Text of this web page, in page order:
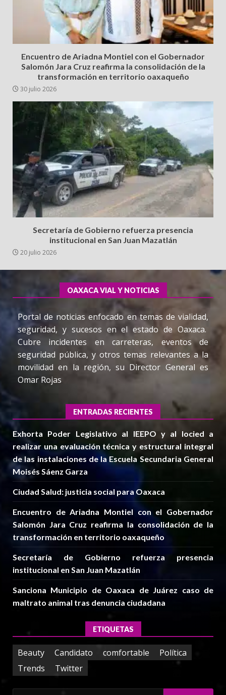
Encuentro de Ariadna Montiel con el Gobernador
Salomón Jara Cruz reafirma la consolidación de la
transformación en territorio oaxaqueño
30 julio 2026
Secretaría de Gobierno refuerza presencia
institucional en San Juan Mazatlán
20 julio 2026
OAXACA VIAL Y NOTICIAS
Portal de noticias enfocado en temas de vialidad,
seguridad, y sucesos en el estado de Oaxaca.
Cubre incidentes en carreteras, eventos de
seguridad pública, y otros temas relevantes a la
movilidad en la región, su Director General es
Omar Rojas
ENTRADAS RECIENTES
Exhorta Poder Legislativo al IEEPO y al Iocied a
realizar una evaluación técnica y estructural integral
de las instalaciones de la Escuela Secundaria General
Moisés Sáenz Garza
Ciudad Salud: justicia social para Oaxaca
Encuentro de Ariadna Montiel con el Gobernador
Salomón Jara Cruz reafirma la consolidación de la
transformación en territorio oaxaqueño
Secretaría de Gobierno refuerza presencia
institucional en San Juan Mazatlán
Sanciona Municipio de Oaxaca de Juárez caso de
maltrato animal tras denuncia ciudadana
ETIQUETAS
Beauty Candidato comfortable
Política
Trends
Twitter